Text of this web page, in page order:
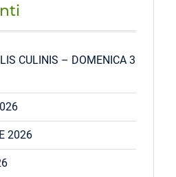
CULINIS – DOMENICA 3
2026